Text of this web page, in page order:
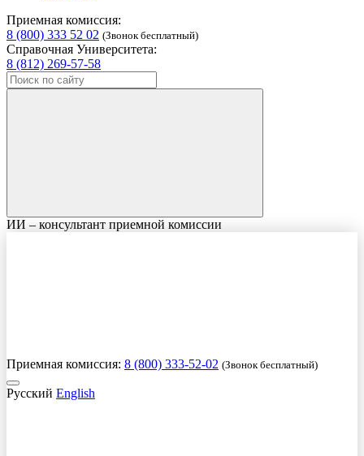
Приемная комиссия:
8 (800) 333 52 02 (Звонок бесплатный)
Справочная Университета:
8 (812) 269-57-58
ИИ – консультант приемной комиссии
Приемная комиссия: 8 (800) 333-52-02 (Звонок бесплатный)
Русский English